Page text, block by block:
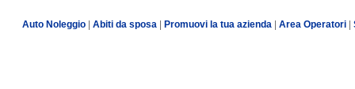
Auto Noleggio Abiti da sposa Promuovi la tua azienda Area Operatori